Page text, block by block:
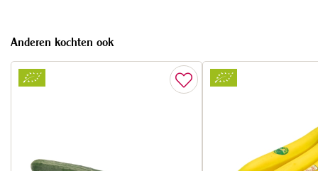
Anderen kochten ook